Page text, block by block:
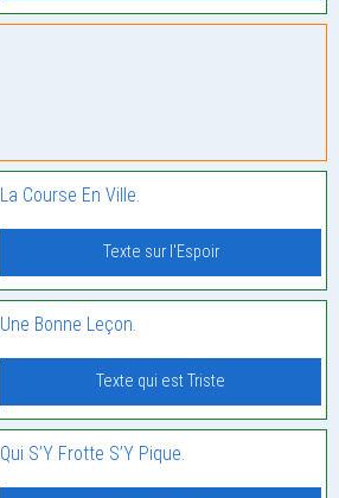
La Course En Ville.
Texte sur l'Espoir
Une Bonne Leçon.
Texte qui est Triste
Qui S’Y Frotte S’Y Pique.